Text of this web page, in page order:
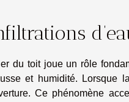
du toit joue un rôle
et humidité. Lorsque
Ce phénomène